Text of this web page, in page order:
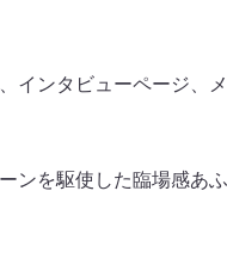
インタビューページ、
ンを駆使した臨場感あ